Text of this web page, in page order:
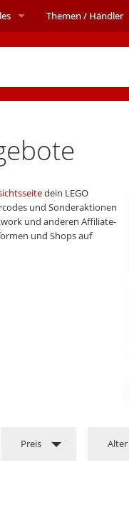
dein LEGO
und Sonderaktionen
und anderen Affiliate-
und Shops auf
Preis Alter
Themen/ Händler